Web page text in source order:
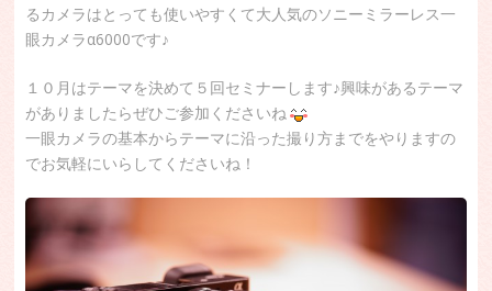
るカメラはとっても使いやすくて大人気のソニーミラーレス一
眼カメラα6000です♪
１０月はテーマを決めて５回セミナーします♪興味があるテーマ
がありましたらぜひご参加くださいね
一眼カメラの基本からテーマに沿った撮り方までをやりますの
でお気軽にいらしてくださいね！